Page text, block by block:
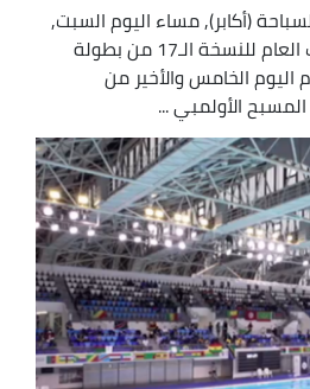
(أكابر), مساء اليوم السبت,
المركز الثاني في الترتيب العام للنسخة الـ17 من بطولة
الخامس والأخير من
الأولمبي ...